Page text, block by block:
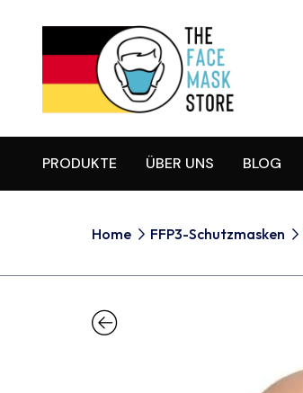
PRODUKTE ÜBER UNS BLOG
Home FFP3-Schutzmasken